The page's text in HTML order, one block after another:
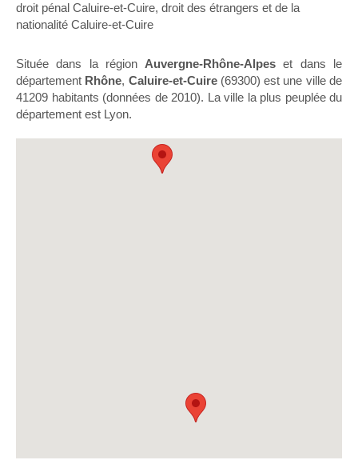
droit pénal Caluire-et-Cuire, droit des étrangers et de la
nationalité Caluire-et-Cuire
Située dans la région Auvergne-Rhône-Alpes et dans le
département Rhône, Caluire-et-Cuire(69300) est une ville de
41209 habitants (données de 2010). La ville la plus peuplée du
département est Lyon.